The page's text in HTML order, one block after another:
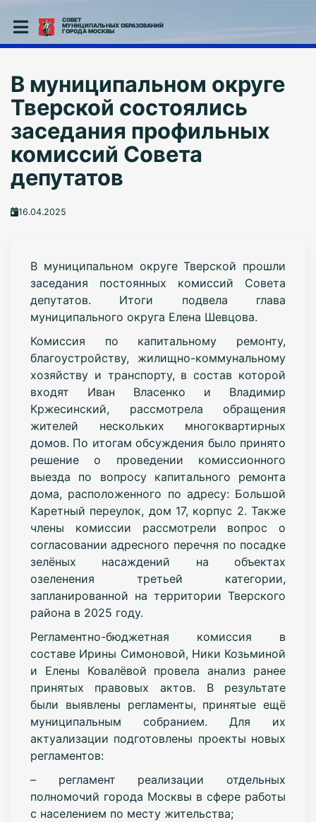
СОВЕТ
МУНИЦИПАЛЬНЫХ ОБРАЗОВАНИЙ
ГОРОДА МОСКВЫ
В муниципальном округе
Тверской состоялись
заседания профильных
комиссий Совета
депутатов
16.04.2025
В муниципальном округе Тверской прошли
заседания постоянных комиссий Совета
депутатов. Итоги подвела глава
муниципального округа Елена Шевцова.
Комиссия по капитальному ремонту,
благоустройству, жилищно-коммунальному
хозяйству и транспорту, в состав которой
входят Иван Власенко и Владимир
Кржесинский, рассмотрела обращения
жителей нескольких многоквартирных
домов. По итогам обсуждения было принято
решение о проведении комиссионного
выезда по вопросу капитального ремонта
дома, расположенного по адресу: Большой
Каретный переулок, дом 17, корпус 2. Также
члены комиссии рассмотрели вопрос о
согласовании адресного перечня по посадке
зелёных насаждений на объектах
озеленения третьей категории,
запланированной на территории Тверского
района в 2025 году.
Регламентно-бюджетная комиссия в
составе Ирины Симоновой, Ники Козьминой
и Елены Ковалёвой провела анализ ранее
принятых правовых актов. В результате
были выявлены регламенты, принятые ещё
муниципальным собранием. Для их
актуализации подготовлены проекты новых
регламентов:
– регламент реализации отдельных
полномочий города Москвы в сфере работы
с населением по месту жительства;